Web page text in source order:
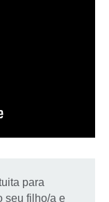
para
seu filho/a e